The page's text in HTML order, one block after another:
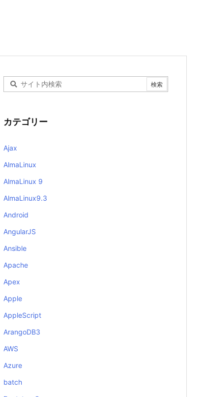
カテゴリー
Ajax
AlmaLinux
AlmaLinux 9
AlmaLinux9.3
Android
AngularJS
Ansible
Apache
Apex
Apple
AppleScript
ArangoDB3
AWS
Azure
batch